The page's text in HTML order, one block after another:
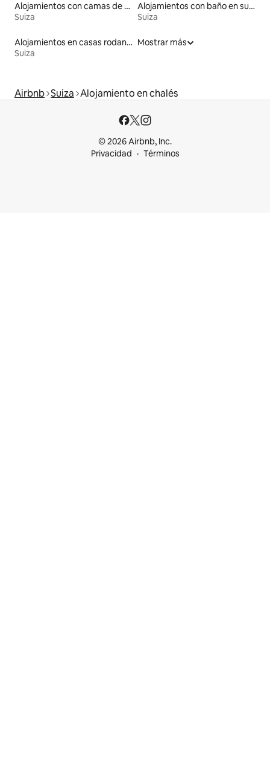
Alojamientos con camas de altura accesible
Suiza
Alojamientos con baño en suite
Suiza
Alojamientos en casas rodantes
Suiza
Mostrar más
Airbnb Suiza Alojamiento en chalés
© 2026 Airbnb, Inc.
Privacidad
Términos